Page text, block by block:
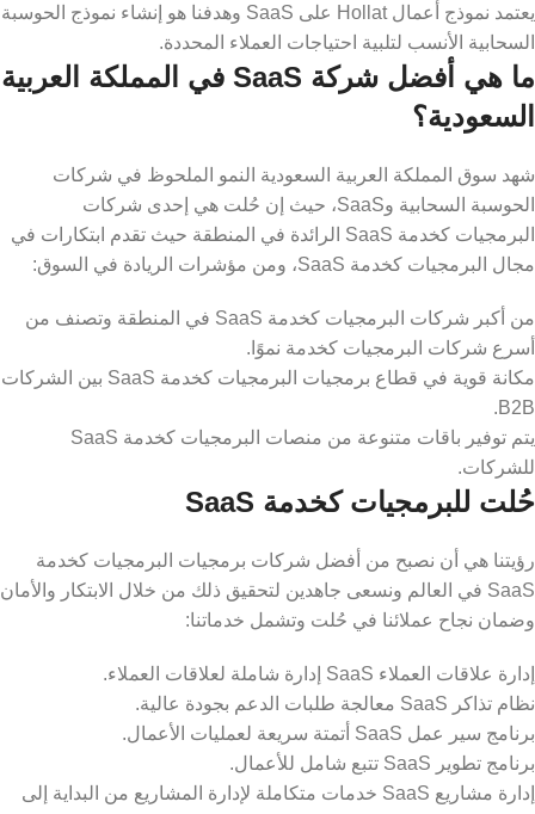
يعتمد نموذج أعمال Hollat على SaaS وهدفنا هو إنشاء نموذج الحوسبة
السحابية الأنسب لتلبية احتياجات العملاء المحددة.
ما هي أفضل شركة SaaS في المملكة العربية
السعودية؟
شهد سوق المملكة العربية السعودية النمو الملحوظ في شركات
الحوسبة السحابية وSaaS، حيث إن حُلت هي إحدى شركات
البرمجيات كخدمة SaaS الرائدة في المنطقة حيث تقدم ابتكارات في
مجال البرمجيات كخدمة SaaS، ومن مؤشرات الريادة في السوق:
من أكبر شركات البرمجيات كخدمة SaaS في المنطقة وتصنف من
أسرع شركات البرمجيات كخدمة نموًا.
مكانة قوية في قطاع برمجيات البرمجيات كخدمة SaaS بين الشركات
B2B.
يتم توفير باقات متنوعة من منصات البرمجيات كخدمة SaaS
للشركات.
حُلت للبرمجيات كخدمة SaaS
رؤيتنا هي أن نصبح من أفضل شركات برمجيات البرمجيات كخدمة
SaaS في العالم ونسعى جاهدين لتحقيق ذلك من خلال الابتكار والأمان
وضمان نجاح عملائنا في حُلت وتشمل خدماتنا:
إدارة علاقات العملاء SaaS إدارة شاملة لعلاقات العملاء.
نظام تذاكر SaaS معالجة طلبات الدعم بجودة عالية.
برنامج سير عمل SaaS أتمتة سريعة لعمليات الأعمال.
برنامج تطوير SaaS تتبع شامل للأعمال.
إدارة مشاريع SaaS خدمات متكاملة لإدارة المشاريع من البداية إلى